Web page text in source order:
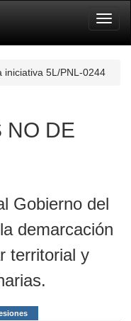
iniciativa 5L/PNL-0244
NO DE
Gobierno del
demarcación
territorial y